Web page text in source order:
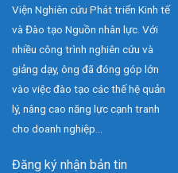
Viện Nghiên cứu Phát triển Kinh tế
và Đào tạo Nguồn nhân lực. Với
nhiều công trình nghiên cứu và
giảng dạy, ông đã đóng góp lớn
vào việc đào tạo các thế hệ quản
lý, nâng cao năng lực cạnh tranh
cho doanh nghiệp...
Đăng ký nhận bản tin